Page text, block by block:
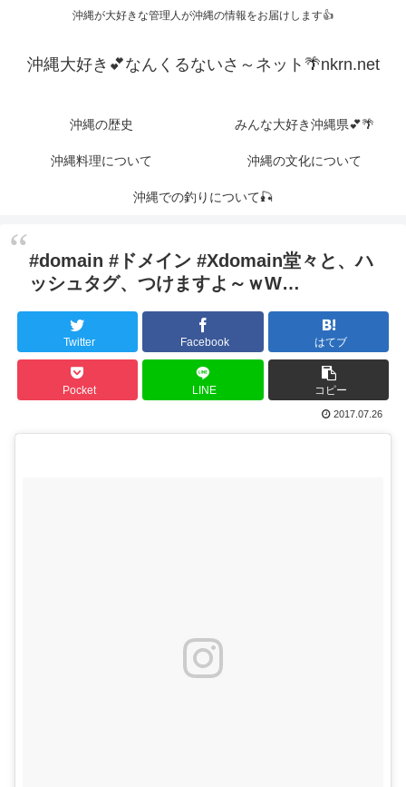
沖縄が大好きな管理人が沖縄の情報をお届けします👍
沖縄大好き💕なんくるないさ～ネット🌴nkrn.net
沖縄の歴史 みんな大好き沖縄県💕🌴
沖縄料理について 沖縄の文化について
沖縄での釣りについて🎣
#domain #ドメイン #Xdomain堂々と、ハ
ッシュタグ、つけますよ～ｗW…
Twitter Facebook はてブ
Pocket LINE コピー
2017.07.26